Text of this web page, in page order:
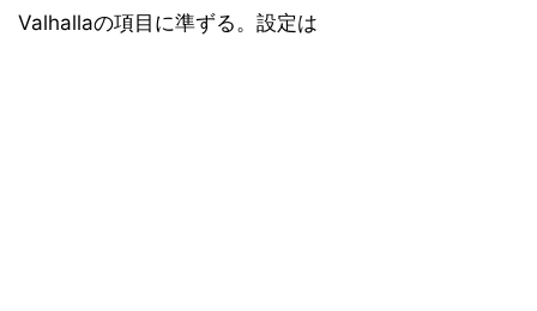
Valhallaの項目に準ずる。設定は